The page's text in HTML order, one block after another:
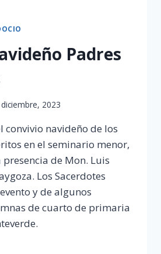
Padres
2023
convivio navideño de los
en el seminario menor,
de Mon. Luis
Los Sacerdotes
y de algunos
de cuarto de primaria